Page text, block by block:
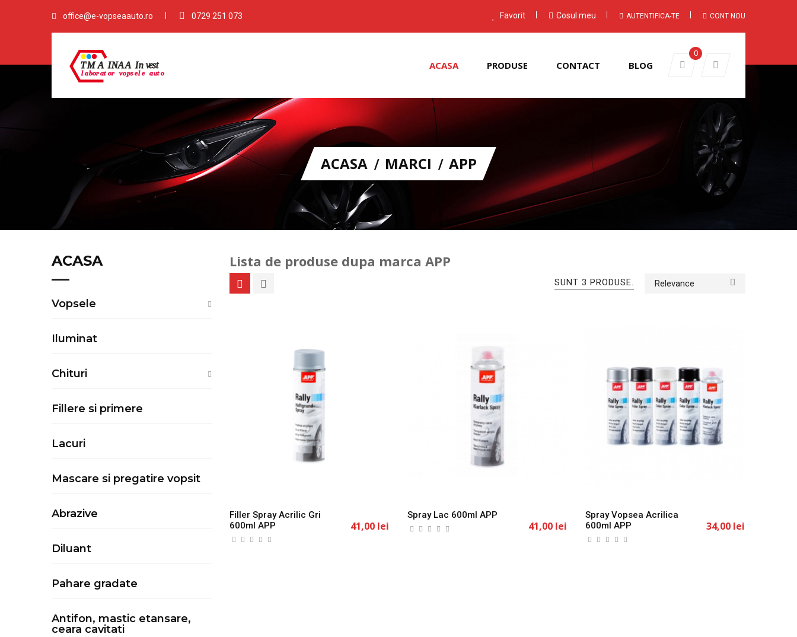
office@e-vopseaauto.ro 0729 251 073 Favorit Cosul meu AUTENTIFICA-TE CONT NOU
0
ACASA PRODUSE CONTACT BLOG
ACASA MARCI APP
ACASA
Vopsele
Iluminat
Chituri
Fillere si primere
Lacuri
Mascare si pregatire vopsit
Abrazive
Diluant
Pahare gradate
Antifon, mastic etansare,
ceara cavitati
Lista de produse dupa marca APP
SUNT 3 PRODUSE. Relevance
Filler Spray Acrilic Gri
600ml APP
41,00 lei
Spray Lac 600ml APP
41,00 lei
Spray Vopsea Acrilica
600ml APP
34,00 lei